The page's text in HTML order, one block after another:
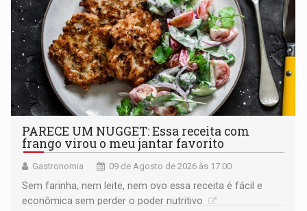
PARECE UM NUGGET: Essa receita com
frango virou o meu jantar favorito
Gastronomia 09 de Agosto de 2026 às 17:00
Sem farinha, nem leite, nem ovo essa receita é fácil e
econômica sem perder o poder nutritivo